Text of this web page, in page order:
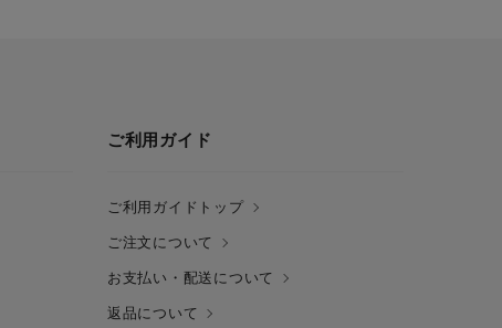
ご利用ガイド
ご利用ガイドトップ
ご注文について
お支払い・配送について
返品について